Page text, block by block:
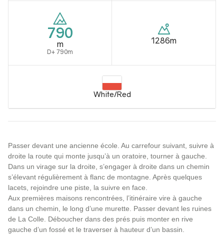
790
m
D+ 790m
1286m
White/Red
Passer devant une ancienne école. Au carrefour suivant, suivre à
droite la route qui monte jusqu’à un oratoire, tourner à gauche.
Dans un virage sur la droite, s’engager à droite dans un chemin
s’élevant régulièrement à flanc de montagne. Après quelques
lacets, rejoindre une piste, la suivre en face.
Aux premières maisons rencontrées, l’itinéraire vire à gauche
dans un chemin, le long d’une murette. Passer devant les ruines
de La Colle. Déboucher dans des prés puis monter en rive
gauche d’un fossé et le traverser à hauteur d’un bassin.